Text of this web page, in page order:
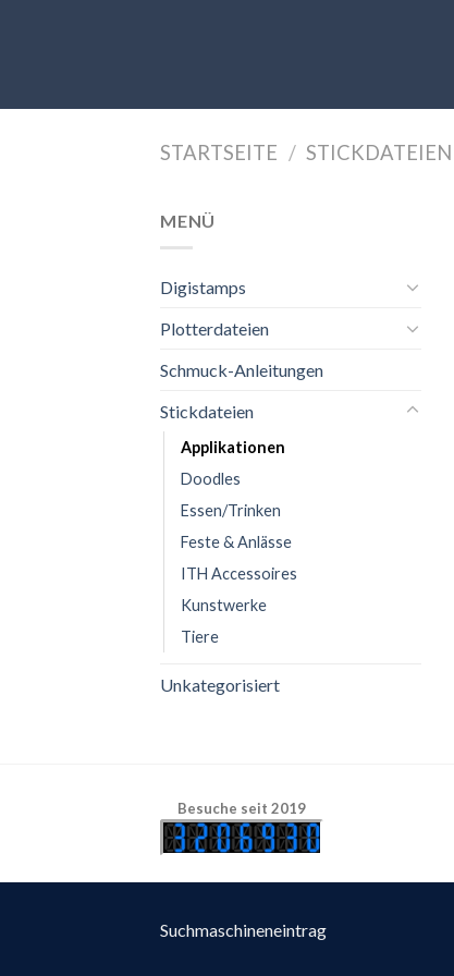
STARTSEITE / STICKDATEIEN
MENÜ
Digistamps
Plotterdateien
Schmuck-Anleitungen
Stickdateien
Applikationen
Doodles
Essen/Trinken
Feste & Anlässe
ITH Accessoires
Kunstwerke
Tiere
Unkategorisiert
Besuche seit 2019
Suchmaschineneintrag